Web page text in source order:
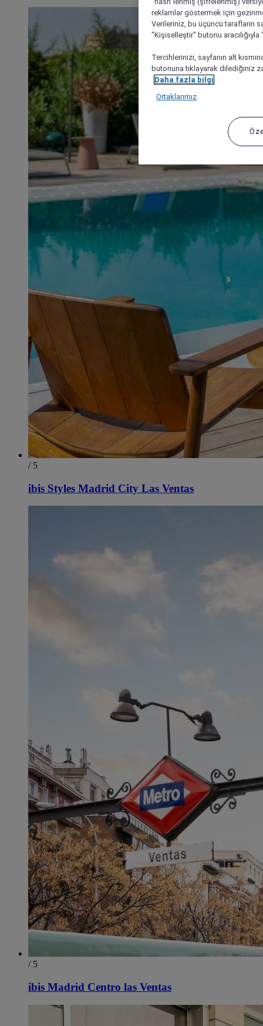
/ 5
ibis Styles Madrid City Las Ventas
/ 5
ibis Madrid Centro las Ventas
reklamlar göstermek için
Verileriniz, bu üçüncü tarafların
"Kişiselleştir" butonu
Tercihlerinizi, sayfanın alt
butonuna tıklayarak dilediğiniz
Daha fazla bilgi
Ortaklarımız